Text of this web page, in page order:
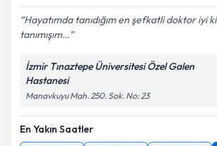
Hayatımda tanıdığım en şefkatli doktor iyi ki
tanımışım…
İzmir Tınaztepe Üniversitesi Özel Galen
Hastanesi
Manavkuyu Mah. 250. Sok. No: 23
En Yakın Saatler